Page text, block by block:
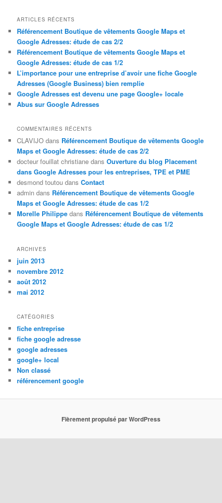
ARTICLES RÉCENTS
Référencement Boutique de vêtements Google Maps et
Google Adresses: étude de cas 2/2
Référencement Boutique de vêtements Google Maps et
Google Adresses: étude de cas 1/2
L’importance pour une entreprise d’avoir une fiche Google
Adresses (Google Business) bien remplie
Google Adresses est devenu une page Google+ locale
Abus sur Google Adresses
COMMENTAIRES RÉCENTS
CLAVIJO dans Référencement Boutique de vêtements Google
Maps et Google Adresses: étude de cas 2/2
docteur fouillat christiane dansOuverture du blog Placement
dans Google Adresses pour les entreprises, TPE et PME
desmond toutou dansContact
admin dans Référencement Boutique de vêtements Google
Maps et Google Adresses: étude de cas 1/2
Morelle Philippe dans Référencement Boutique de vêtements
Google Maps et Google Adresses: étude de cas 1/2
ARCHIVES
juin 2013
novembre 2012
août 2012
mai 2012
CATÉGORIES
fiche entreprise
fiche google adresse
google adresses
google+ local
Non classé
référencement google
Fièrement propulsé par WordPress